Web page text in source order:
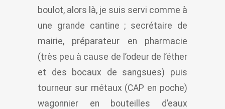
boulot, alors là, je suis servi comme à
une grande cantine ; secrétaire de
mairie, préparateur en pharmacie
(très peu à cause de l’odeur de l’éther
et des bocaux de sangsues) puis
tourneur sur métaux (CAP en poche)
wagonnier en bouteilles d’eaux